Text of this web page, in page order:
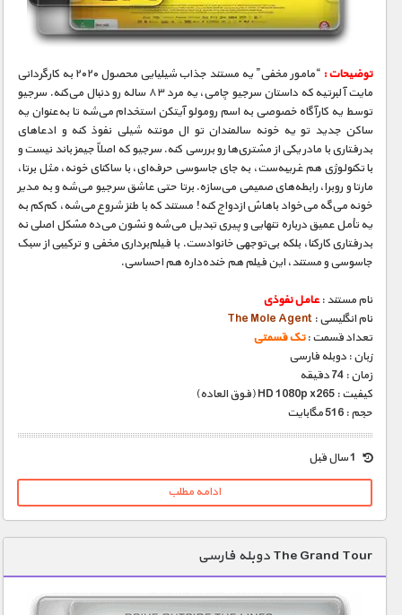
توضیحات :
“مامور مخفی” یه مستند جذاب شیلیایی محصول ۲۰۲۰ به کارگردانی
مایت آلبرتیه که داستان سرجیو چامی، یه مرد ۸۳ ساله رو دنبال می‌کنه. سرجیو
توسط یه کارآگاه خصوصی به اسم رومولو آیتکن استخدام می‌شه تا به‌عنوان یه
ساکن جدید تو یه خونه سالمندان تو ال مونته شیلی نفوذ کنه و ادعاهای
بدرفتاری با مادر یکی از مشتری‌ها رو بررسی کنه. سرجیو که اصلاً جیمز باند نیست و
با تکنولوژی هم غریبه‌ست، به جای جاسوسی حرفه‌ای، با ساکنای خونه، مثل برتا،
مارتا و روبرا، رابطه‌های صمیمی می‌سازه. برتا حتی عاشق سرجیو می‌شه و به مدیر
خونه می‌گه می‌خواد باهاش ازدواج کنه! مستند که با طنز شروع می‌شه، کم‌کم به
یه تأمل عمیق درباره تنهایی و پیری تبدیل می‌شه و نشون می‌ده مشکل اصلی نه
بدرفتاری کارکنا، بلکه بی‌توجهی خانوادست. با فیلم‌برداری مخفی و ترکیبی از سبک
جاسوسی و مستند، این فیلم هم خنده‌داره هم احساسی.
نام مستند :عامل نفوذی
نام انگلیسی : The Mole Agent
تعداد قسمت :تک قسمتی
زبان : دوبله فارسی
زمان : 74 دقیقه
کیفیت : HD 1080p x265 (فوق العاده)
حجم : 516 مگابایت
ادامه مطلب
The Grand Tour دوبله فارسی